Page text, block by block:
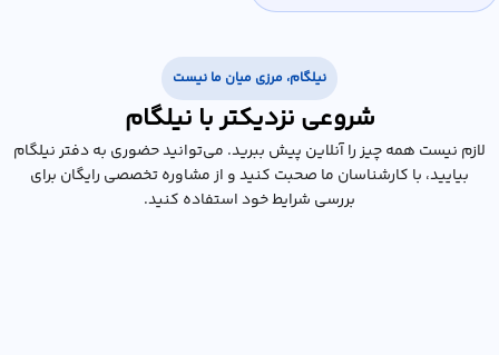
نیلگام، مرزی میان ما نیست
شروعی نزدیکتر با نیلگام
لازم نیست همه چیز را آنلاین پیش ببرید. می‌توانید حضوری به دفتر نیلگام
بیایید، با کارشناسان ما صحبت کنید و از مشاوره تخصصی رایگان برای
بررسی شرایط خود استفاده کنید.